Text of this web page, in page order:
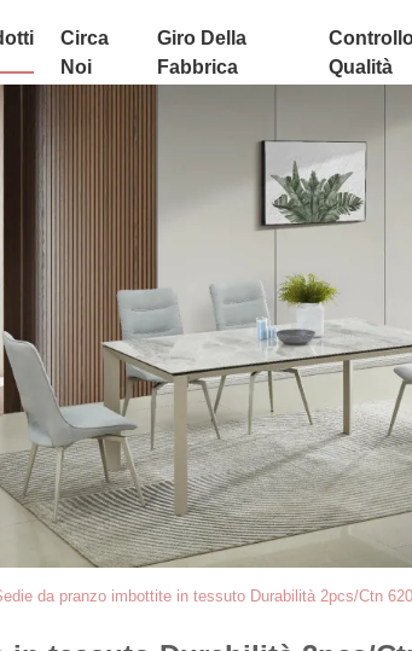
Circa
Noi
Giro Della
Fabbrica
Qualità
da pranzo imbottite in tessuto Durabilità 2pcs/Ctn